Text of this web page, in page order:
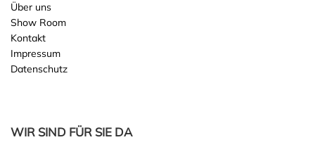
Über uns
Show Room
Kontakt
Impressum
Datenschutz
WIR SIND FÜR SIE DA